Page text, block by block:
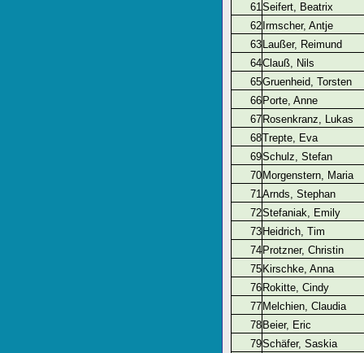
61Seifert, Beatrix
62 Irmscher, Antje
63 Laußer, Reimund
64Clauß, Nils
65Gruenheid, Torsten
66 Porte, Anne
67 Rosenkranz, Lukas
68Trepte, Eva
69Schulz, Stefan
70 Morgenstern, Maria
71Arnds, Stephan
72Stefaniak, Emily
73 Heidrich, Tim
74 Protzner, Christin
75 Kirschke, Anna
76 Rokitte, Cindy
77 Melchien, Claudia
78 Beier, Eric
79Schäfer, Saskia